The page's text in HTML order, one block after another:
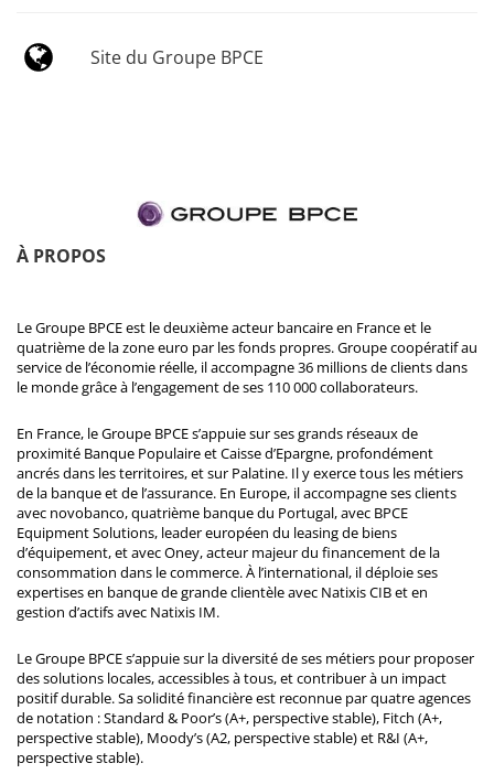
Site du Groupe BPCE
À PROPOS
Le Groupe BPCE est le deuxième acteur bancaire en France et le
quatrième de la zone euro par les fonds propres. Groupe coopératif au
service de l’économie réelle, il accompagne 36 millions de clients dans
le monde grâce à l’engagement de ses 110 000 collaborateurs.
En France, le Groupe BPCE s’appuie sur ses grands réseaux de
proximité Banque Populaire et Caisse d’Epargne, profondément
ancrés dans les territoires, et sur Palatine. Il y exerce tous les métiers
de la banque et de l’assurance. En Europe, il accompagne ses clients
avec novobanco, quatrième banque du Portugal, avec BPCE
Equipment Solutions, leader européen du leasing de biens
d’équipement, et avec Oney, acteur majeur du financement de la
consommation dans le commerce. À l’international, il déploie ses
expertises en banque de grande clientèle avec Natixis CIB et en
gestion d’actifs avec Natixis IM.
Le Groupe BPCE s’appuie sur la diversité de ses métiers pour proposer
des solutions locales, accessibles à tous, et contribuer à un impact
positif durable. Sa solidité financière est reconnue par quatre agences
de notation : Standard & Poor’s (A+, perspective stable), Fitch (A+,
perspective stable), Moody’s (A2, perspective stable) et R&I (A+,
perspective stable).